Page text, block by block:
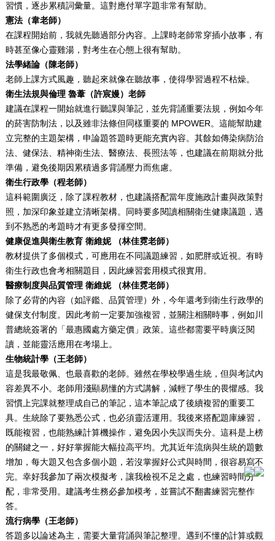
習慣，逐步累積詞彙量。這對應付單字題非常有幫助。
憲法（韋老師）
在課程開始前，我就先聽過部分內容。上課時老師常穿插小故事，有
時甚至像心靈雞湯，對考生在心態上很有幫助。
法學緒論（陳老師）
老師上課方式風趣，聽起來就像在聽故事，使得學習過程不枯燥。
衛生法規與倫理 魯葦（許宸嫚） 老師
建議在課程一開始就進行聽課與筆記，並先背誦重要法規，例如今年
的菸害防制法，以及雖非法條但同樣重要的 MPOWER。這能幫助建
立完整的主題架構，申論題答題時更能充實內容。其餘如傳染病防治
法、健保法、精神衛生法、醫療法、長照法等，也建議在前期就分批
準備，避免後期因累積過多背誦壓力而焦慮。
衛生行政學（程老師）
這科範圍廣泛，除了課程教材，也建議搭配當年度施政計畫與政策對
照，加深印象並建立清晰架構。同時要多閱讀相關衛生健康議題，遇
到不熟悉的考題時才有更多發揮空間。
健康促進與衛生教育 衛維妮
（林佳霓老師）
教材提供了多個模式，可應用在不同議題練習，如肥胖或近視。有時
衛生行政也會考相關題目，因此練習套用模式很實用。
醫療制度與品質管理 衛維妮 （林佳霓老師）
除了必背的內容（如評鑑、品質管理）外，今年還考到衛生行政學的
健保支付制度。因此考前一定要加強複習，並關注相關時事，例如川
普總統簽署的「最惠國處方藥定價」政策。這些都需要平時廣泛閱
讀，並能靈活應用在考場上。
生物統計學（王老師）
這是我最敬佩、也最喜歡的老師。雖然在學校學過生統，但與考試內
容差異不小。老師用淺顯易懂的方式講解，減輕了學生的畏懼感。我
習慣上完課就整理成自己的筆記，這本筆記成了後續複習的重要工
具。生統除了要熟悉公式，也必須靈活運用。我後來搭配題庫練習，
既能複習，也能熟練計算機操作，避免因小失誤而失分。這科是上榜
的關鍵之一，好好掌握能大幅拉高平均。尤其近年流病與生統的題數
增加，每大題又包含多個小題，若沒掌握好公式與時間，很容易寫不
完。幸好我參加了兩次模擬考，讓我檢視不足之處，也練習時間分
配，非常受用。建議考生務必參加模考，並嘗試不翻書練習完整作
答。
流行病學（王老師）
答題多以論述為主，需要大量背誦與筆記整理。遇到不懂的計算或觀